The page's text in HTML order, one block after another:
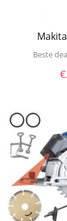
Beste
€